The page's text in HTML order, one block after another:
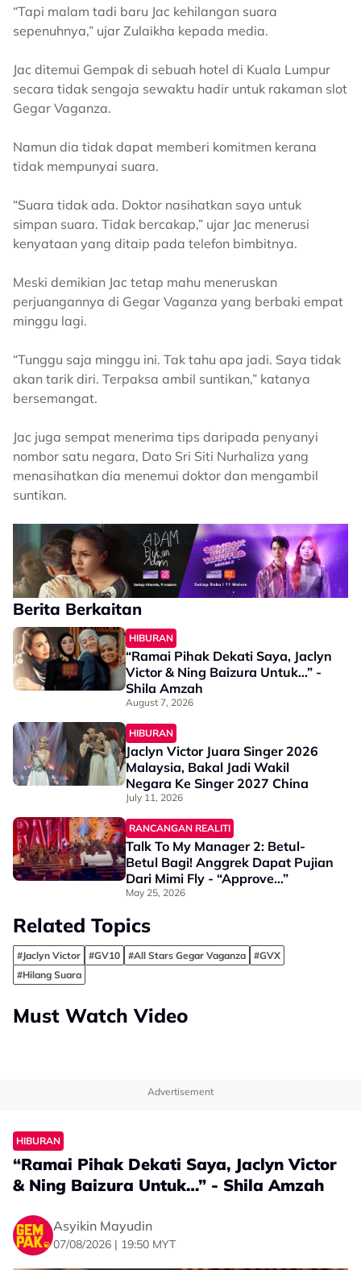
“Tapi malam tadi baru Jac kehilangan suara
sepenuhnya,” ujar Zulaikha kepada media.
Jac ditemui Gempak di sebuah hotel di Kuala Lumpur
secara tidak sengaja sewaktu hadir untuk rakaman slot
Gegar Vaganza.
Namun dia tidak dapat memberi komitmen kerana
tidak mempunyai suara.
“Suara tidak ada. Doktor nasihatkan saya untuk
simpan suara. Tidak bercakap,” ujar Jac menerusi
kenyataan yang ditaip pada telefon bimbitnya.
Meski demikian Jac tetap mahu meneruskan
perjuangannya di Gegar Vaganza yang berbaki empat
minggu lagi.
“Tunggu saja minggu ini. Tak tahu apa jadi. Saya tidak
akan tarik diri. Terpaksa ambil suntikan,” katanya
bersemangat.
Jac juga sempat menerima tips daripada penyanyi
nombor satu negara, Dato Sri Siti Nurhaliza yang
menasihatkan dia menemui doktor dan mengambil
suntikan.
Berita Berkaitan
HIBURAN
“Ramai Pihak Dekati Saya, Jaclyn
Victor & Ning Baizura Untuk…” -
Shila Amzah
August 7, 2026
HIBURAN
Jaclyn Victor Juara Singer 2026
Malaysia, Bakal Jadi Wakil
Negara Ke Singer 2027 China
July 11, 2026
RANCANGAN REALITI
Talk To My Manager 2: Betul-
Betul Bagi! Anggrek Dapat Pujian
Dari Mimi Fly - “Approve…”
May 25, 2026
Related Topics
#Jaclyn Victor #GV10 #All Stars Gegar Vaganza
#GVX
#Hilang Suara
Must Watch Video
Advertisement
HIBURAN
“Ramai Pihak Dekati Saya, Jaclyn Victor
& Ning Baizura Untuk…” - Shila Amzah
Asyikin Mayudin
07/08/2026 | 19:50 MYT